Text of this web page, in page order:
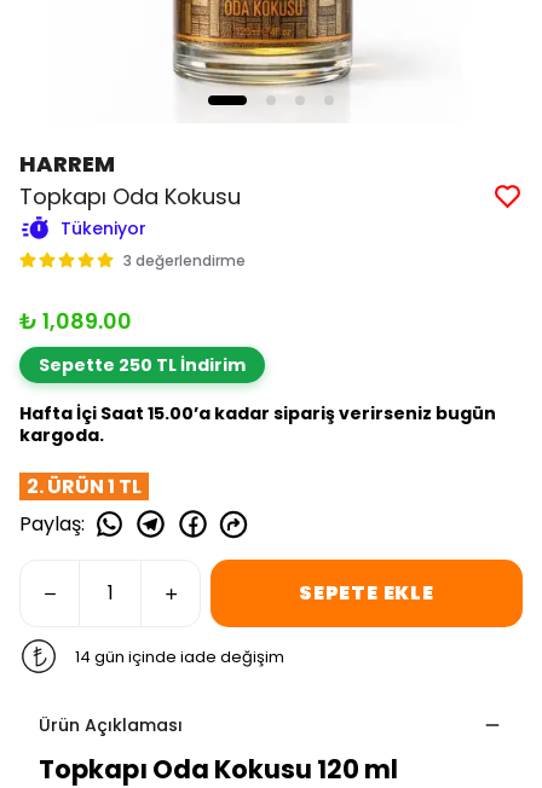
HARREM
Topkapı Oda Kokusu
Tükeniyor
3 değerlendirme
₺ 1,089.00
Sepette 250 TL İndirim
Hafta İçi Saat 15.00’a kadar sipariş verirseniz bugün
kargoda.
2. ÜRÜN 1 TL
Paylaş:
SEPETE EKLE
14 gün içinde iade değişim
Ürün Açıklaması
Topkapı Oda Kokusu 120 ml